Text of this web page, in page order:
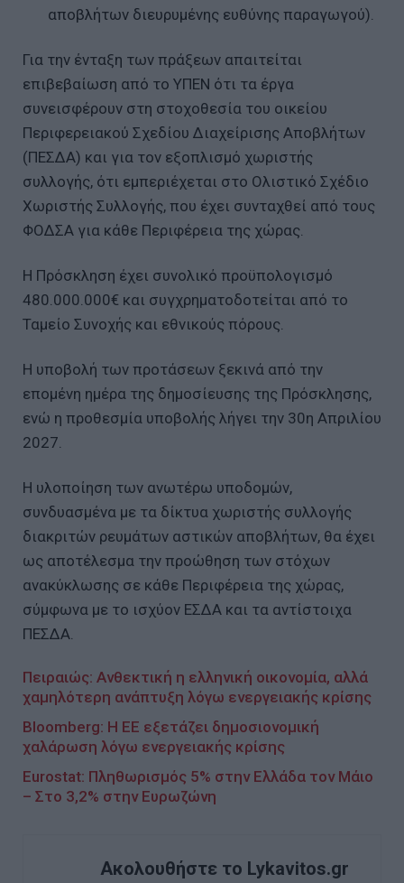
αποβλήτων διευρυμένης ευθύνης παραγωγού).
Για την ένταξη των πράξεων απαιτείται
επιβεβαίωση από το ΥΠΕΝ ότι τα έργα
συνεισφέρουν στη στοχοθεσία του οικείου
Περιφερειακού Σχεδίου Διαχείρισης Αποβλήτων
(ΠΕΣΔΑ) και για τον εξοπλισμό χωριστής
συλλογής, ότι εμπεριέχεται στο Ολιστικό Σχέδιο
Χωριστής Συλλογής, που έχει συνταχθεί από τους
ΦΟΔΣΑ για κάθε Περιφέρεια της χώρας.
Η Πρόσκληση έχει συνολικό προϋπολογισμό
480.000.000€ και συγχρηματοδοτείται από το
Ταμείο Συνοχής και εθνικούς πόρους.
Η υποβολή των προτάσεων ξεκινά από την
επομένη ημέρα της δημοσίευσης της Πρόσκλησης,
ενώ η προθεσμία υποβολής λήγει την 30η Απριλίου
2027.
Η υλοποίηση των ανωτέρω υποδομών,
συνδυασμένα με τα δίκτυα χωριστής συλλογής
διακριτών ρευμάτων αστικών αποβλήτων, θα έχει
ως αποτέλεσμα την προώθηση των στόχων
ανακύκλωσης σε κάθε Περιφέρεια της χώρας,
σύμφωνα με το ισχύον ΕΣΔΑ και τα αντίστοιχα
ΠΕΣΔΑ.
Πειραιώς: Ανθεκτική η ελληνική οικονομία, αλλά
χαμηλότερη ανάπτυξη λόγω ενεργειακής κρίσης
Bloomberg: Η ΕΕ εξετάζει δημοσιονομική
χαλάρωση λόγω ενεργειακής κρίσης
Eurostat: Πληθωρισμός 5% στην Ελλάδα τον Μάιο
– Στο 3,2% στην Ευρωζώνη
Ακολουθήστε το Lykavitos.gr